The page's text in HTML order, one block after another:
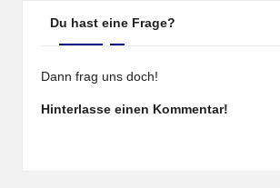
Du hast eine Frage?
Dann frag uns doch!
Hinterlasse einen Kommentar!